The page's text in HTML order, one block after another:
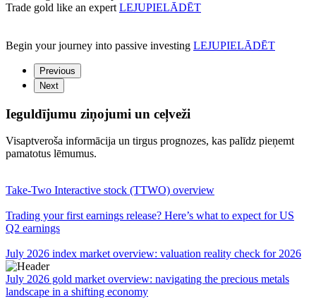
Trade gold like an expert LEJUPIELĀDĒT
Begin your journey into passive investing LEJUPIELĀDĒT
Previous
Next
Ieguldījumu ziņojumi un ceļveži
Visaptveroša informācija un tirgus prognozes, kas palīdz pieņemt
pamatotus lēmumus.
Take-Two Interactive stock (TTWO) overview
Trading your first earnings release? Here’s what to expect for US
Q2 earnings
July 2026 index market overview: valuation reality check for 2026
July 2026 gold market overview: navigating the precious metals
landscape in a shifting economy